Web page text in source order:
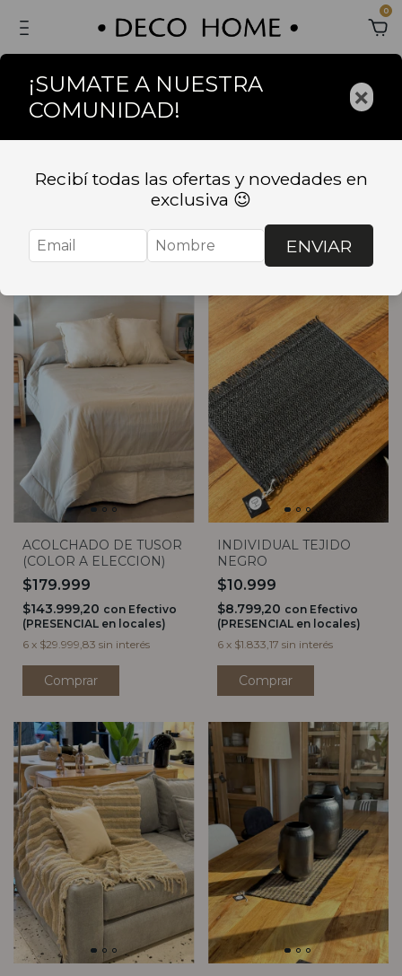
0
Inicio . TEXTIL
TEXTIL
Filtrar
ACOLCHADO DE TUSOR
(COLOR A ELECCION)
$179.999
$143.999,20 con Efectivo
(PRESENCIAL en locales)
6 x $29.999,83 sin interés
Comprar
INDIVIDUAL TEJIDO
NEGRO
$10.999
$8.799,20 con Efectivo
(PRESENCIAL en locales)
6 x $1.833,17 sin interés
¡SUMATE A NUESTRA
COMUNIDAD!
×
Recibí todas las ofertas y novedades en
exclusiva 😉
ENVIAR